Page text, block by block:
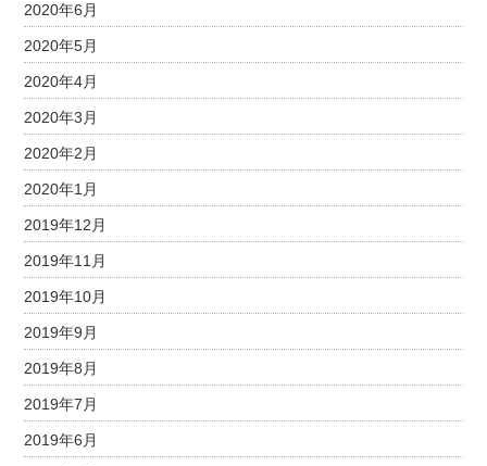
2020年6月
2020年5月
2020年4月
2020年3月
2020年2月
2020年1月
2019年12月
2019年11月
2019年10月
2019年9月
2019年8月
2019年7月
2019年6月